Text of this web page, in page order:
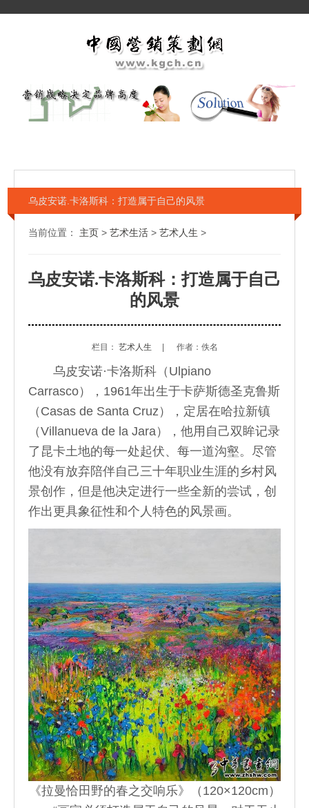
乌皮安诺.卡洛斯科：打造属于自己的风景
当前位置： 主页 > 艺术生活 > 艺术人生 >
乌皮安诺.卡洛斯科：打造属于自己
的风景
栏目： 艺术人生 作者：佚名
乌皮安诺·卡洛斯科（Ulpiano
Carrasco），1961年出生于卡萨斯德圣克鲁斯
（Casas de Santa Cruz），定居在哈拉新镇
（Villanueva de la Jara），他用自己双眸记录
了昆卡土地的每一处起伏、每一道沟壑。尽管
他没有放弃陪伴自己三十年职业生涯的乡村风
景创作，但是他决定进行一些全新的尝试，创
作出更具象征性和个人特色的风景画。
《拉曼恰田野的春之交响乐》（120×120cm）